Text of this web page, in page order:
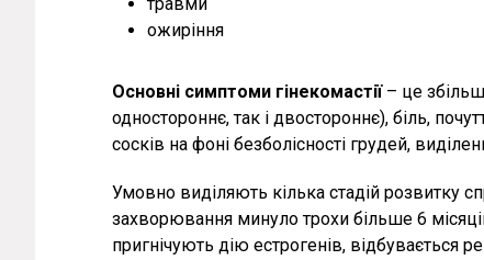
ожиріння
Основні симптоми гінекомастії– це
одностороннє, так і двостороннє), біль,
сосків на фоні безболісності грудей,
Умовно виділяють кілька стадій розвитку
захворювання минуло трохи більше 6
пригнічують дію естрогенів, відбувається